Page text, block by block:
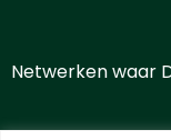
Netwerken waar